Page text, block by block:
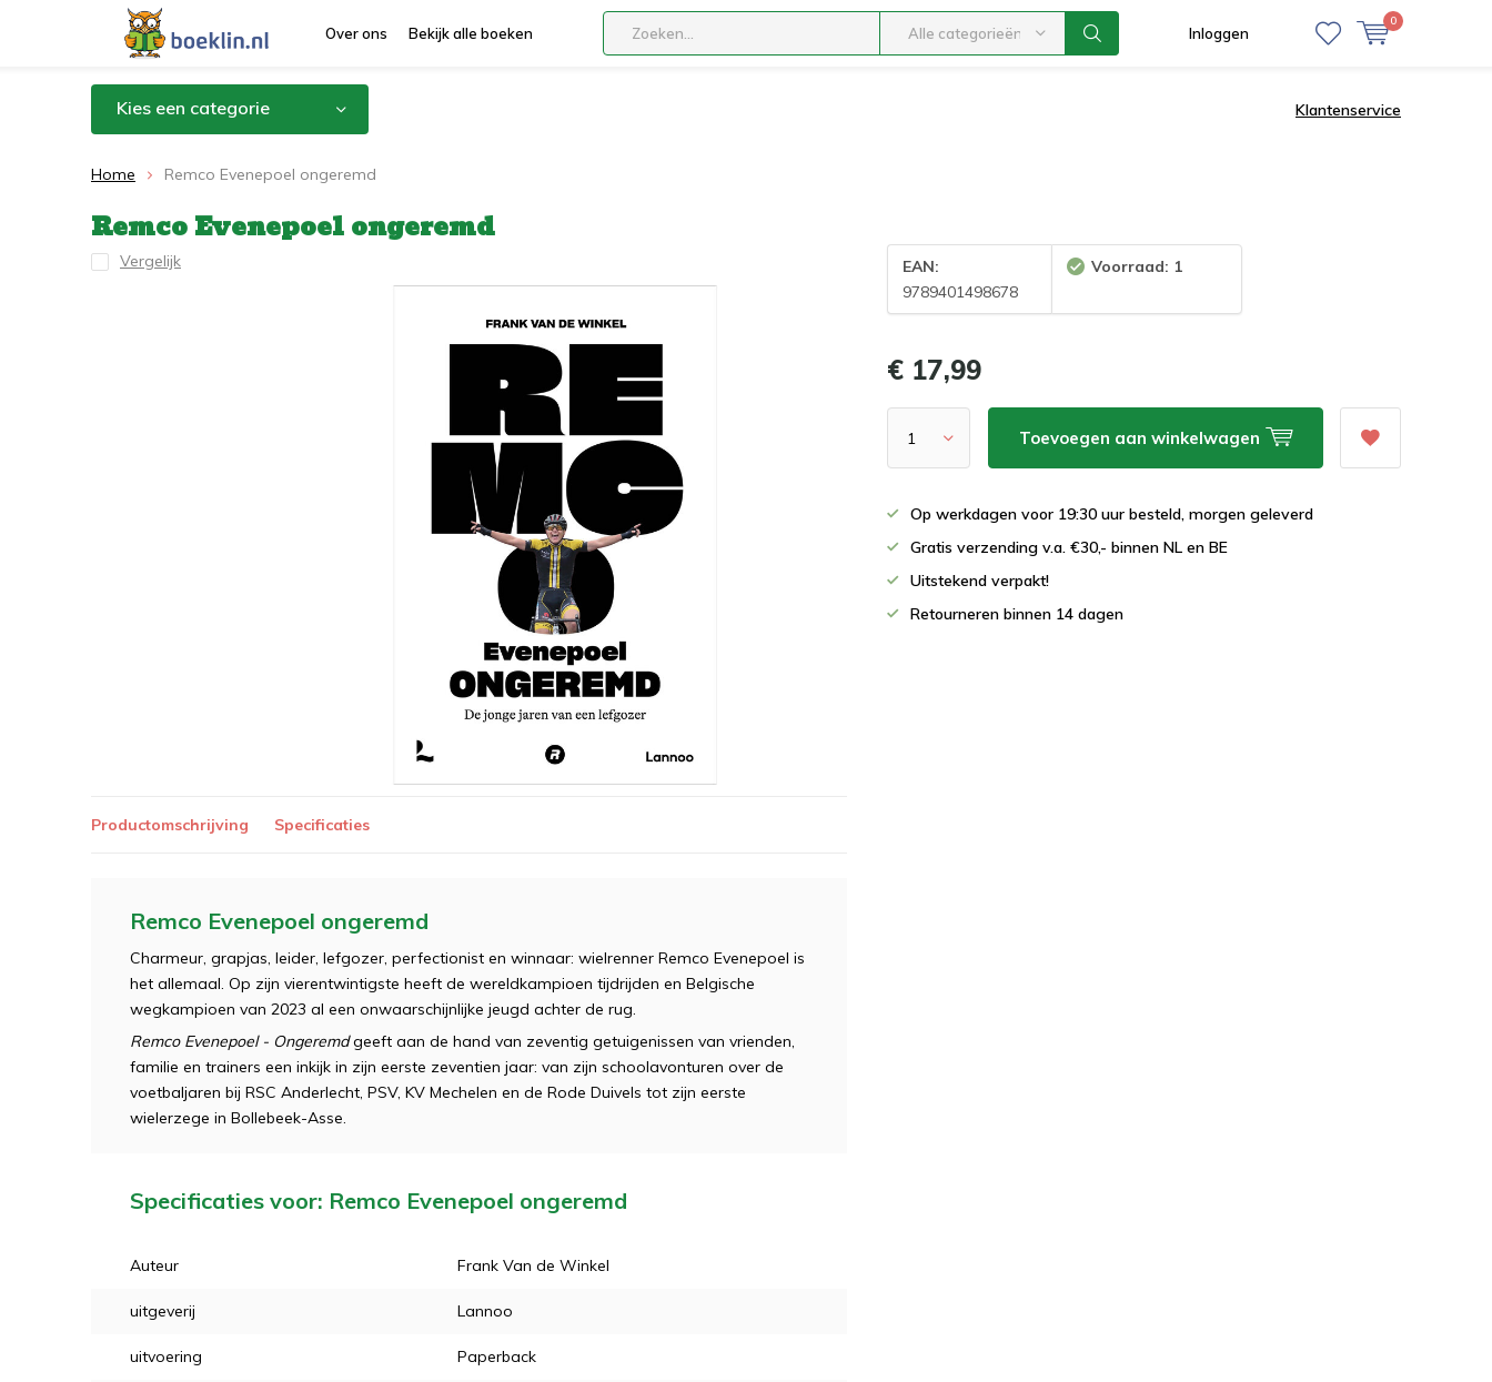
Over ons Bekijk alle boeken Alle categorieën Inloggen
0
Kies een categorie Klantenservice
Home Remco Evenepoel ongeremd
Remco Evenepoel ongeremd
Vergelijk
EAN:
9789401498678
Voorraad: 1
€ 17,99
Toevoegen aan winkelwagen
Op werkdagen voor 19:30 uur besteld, morgen geleverd
Gratis verzending v.a. €30,- binnen NL en BE
Uitstekend verpakt!
Retourneren binnen 14 dagen
Productomschrijving Specificaties
Remco Evenepoel ongeremd
Charmeur, grapjas, leider, lefgozer, perfectionist en winnaar: wielrenner Remco Evenepoel is
het allemaal. Op zijn vierentwintigste heeft de wereldkampioen tijdrijden en Belgische
wegkampioen van 2023 al een onwaarschijnlijke jeugd achter de rug.
Remco Evenepoel - Ongeremdgeeft aan de hand van zeventig getuigenissen van vrienden,
familie en trainers een inkijk in zijn eerste zeventien jaar: van zijn schoolavonturen over de
voetbaljaren bij RSC Anderlecht, PSV, KV Mechelen en de Rode Duivels tot zijn eerste
wielerzege in Bollebeek-Asse.
Specificaties voor: Remco Evenepoel ongeremd
Auteur Frank Van de Winkel
uitgeverij Lannoo
uitvoering Paperback